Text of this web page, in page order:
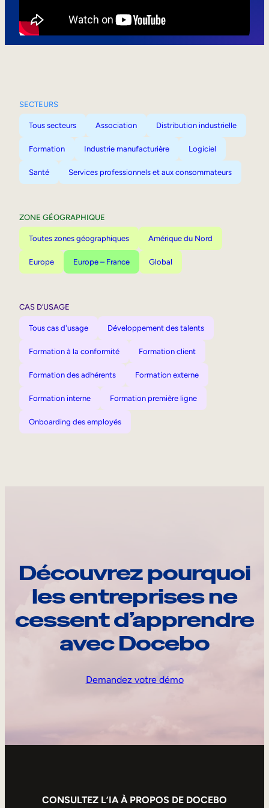
SECTEURS
Tous secteurs Association Distribution industrielle
Formation Industrie manufacturière Logiciel
Santé Services professionnels et aux consommateurs
ZONE GÉOGRAPHIQUE
Toutes zones géographiques Amérique du Nord
Europe Europe – France Global
CAS D’USAGE
Tous cas d'usage Développement des talents
Formation à la conformité Formation client
Formation des adhérents Formation externe
Formation interne Formation première ligne
Onboarding des employés
Découvrez pourquoi
les entreprises ne
cessent d’apprendre
avec Docebo
Demandez votre démo
CONSULTEZ L’IA À PROPOS DE DOCEBO